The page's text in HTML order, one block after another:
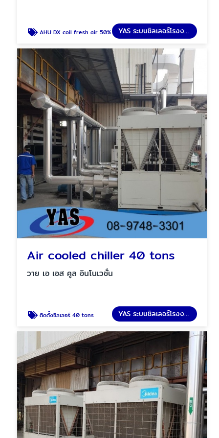
AHU DX coil fresh air 50% YAS ระบบชิลเลอร์โรงงาน
Air cooled chiller 40 tons
วาย เอ เอส คูล อินโนเวชั่น
ติดตั้งชิลเลอร์ 40 tons YAS ระบบชิลเลอร์โรงงาน